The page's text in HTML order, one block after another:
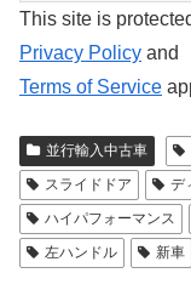
This site is
Privacy Policy and
Terms of Service
並行輸入中古車
スライドドア
デ
ハイパフォーマンス
左ハンドル
新車